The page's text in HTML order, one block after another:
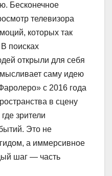
Бесконечное
телевизора
которых так
поисках
открыли для себя
саму идею
с 2016 года
в сцену
зрители
Это не
а иммерсивное
шаг — часть